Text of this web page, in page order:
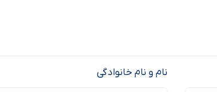
نام و نام خانوادگی